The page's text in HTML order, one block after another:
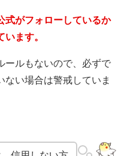
式がフォローしているか
ます。
ールもないので、必ずで
ない場合は警戒していま